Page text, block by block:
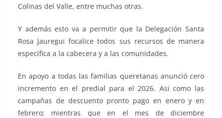
Colinas del Valle, entre muchas otras.
Y además esto va a permitir que la Delegación Santa
Rosa Jauregui focalice todos sus recursos de manera
específica a la cabecera y a las comunidades.
En apoyo a todas las familias queretanas anunció cero
incremento en el predial para el 2026. Asi como las
campañas de descuento pronto pago en enero y en
febrero; mientras que en el mes de diciembre